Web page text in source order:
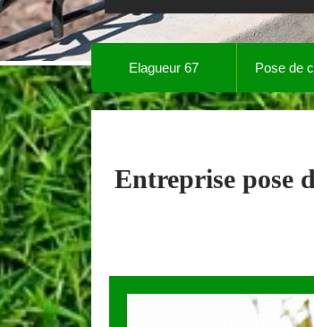
Elagueur 67 Pose de
Entreprise pose